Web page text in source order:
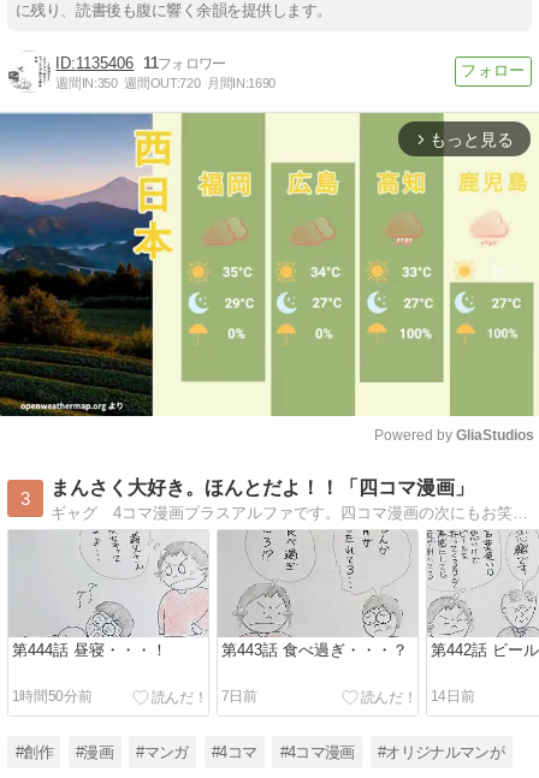
に残り、読書後も腹に響く余韻を提供します。
1135406 11
週間IN:350 週間OUT:720 月間IN:1690
arrow_forward_ios もっと見る
Mute
Powered by GliaStudios
3
まんさく大好き。ほんとだよ！！「四コマ漫画」
ギャグ 4コマ漫画プラスアルファです。四コマ漫画の次にもお笑いが・・・！ 暇つぶしに見てください！
第444話 昼寝・・・！
1時間50分前
第443話 食べ過ぎ・・・？
7日前
第442話 ビー
14日前
#創作 #漫画 #マンガ #4コマ #4コマ漫画 #オリジナルマンが